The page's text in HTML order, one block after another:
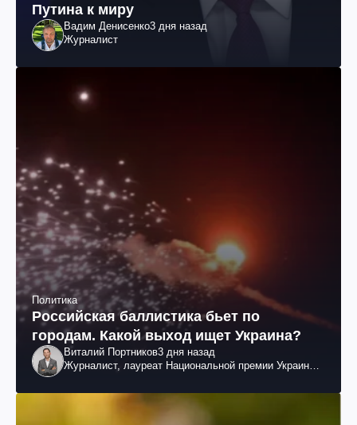
Путина к миру
Вадим Денисенко3 дня назад
Журналист
Политика
Российская баллистика бьет по
городам. Какой выход ищет Украина?
Виталий Портников3 дня назад
Журналист, лауреат Национальной премии Украины